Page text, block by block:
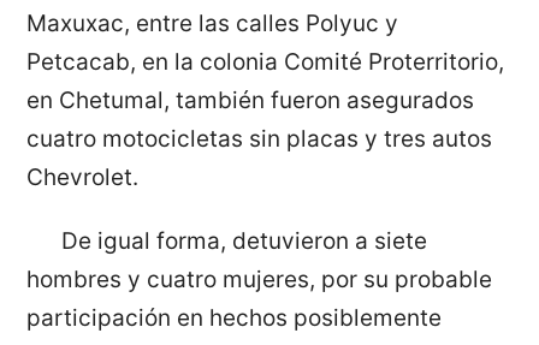
Maxuxac, entre las calles Polyuc y
Petcacab, en la colonia Comité Proterritorio,
en Chetumal, también fueron asegurados
cuatro motocicletas sin placas y tres autos
Chevrolet.
De igual forma, detuvieron a siete
hombres y cuatro mujeres, por su probable
participación en hechos posiblemente